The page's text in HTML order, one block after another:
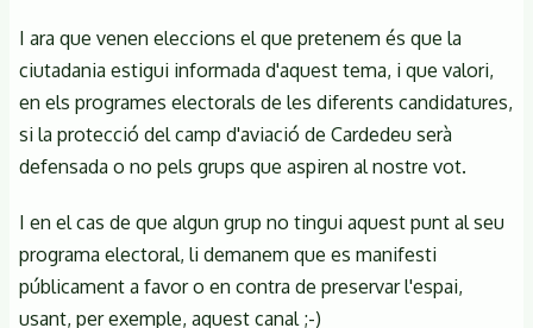
I ara que venen eleccions el que pretenem és que la
ciutadania estigui informada d'aquest tema, i que valori,
en els programes electorals de les diferents candidatures,
si la protecció del camp d'aviació de Cardedeu serà
defensada o no pels grups que aspiren al nostre vot.
I en el cas de que algun grup no tingui aquest punt al seu
programa electoral, li demanem que es manifesti
públicament a favor o en contra de preservar l'espai,
usant, per exemple, aquest canal ;-)